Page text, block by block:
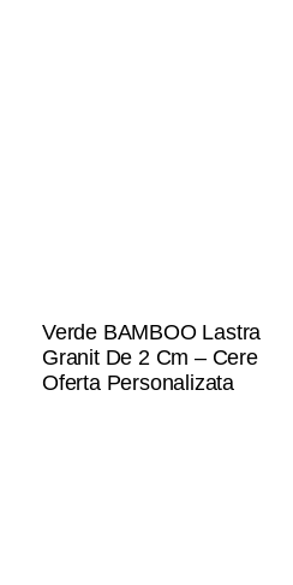
Verde BAMBOO Lastra
Granit De 2 Cm – Cere
Oferta Personalizata